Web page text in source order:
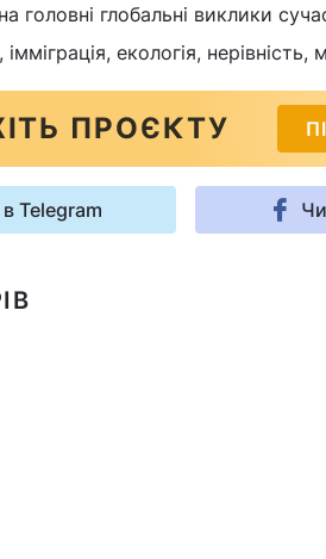
головні глобальні виклики
екологія, нерівність,
ПРОЄКТУ
Telegram